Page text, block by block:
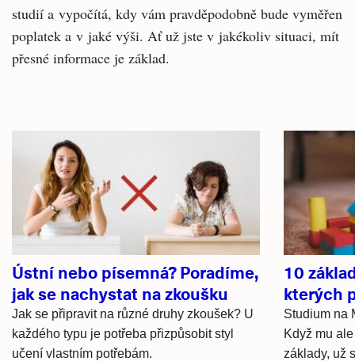
studií a vypočítá, kdy vám pravděpodobně bude vyměřen
poplatek a v jaké výši. Ať už jste v jakékoliv situaci, mít
přesné informace je základ.
Související
články
Ústní nebo písemná? Poradíme,
jak se nachystat na zkoušku
Jak se připravit na různé druhy zkoušek? U
každého typu je potřeba přizpůsobit styl
učení vlastním potřebám.
10
kterých
Studium na
Když mu
základy, už